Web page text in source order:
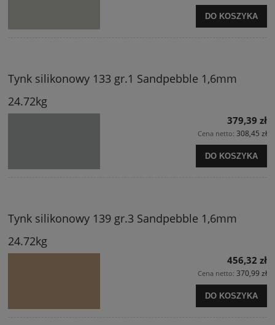
DO KOSZYKA
Tynk silikonowy 133 gr.1 Sandpebble 1,6mm
24.72kg
379,39 zł
Cena netto: 308,45 zł
DO KOSZYKA
Tynk silikonowy 139 gr.3 Sandpebble 1,6mm
24.72kg
456,32 zł
Cena netto: 370,99 zł
DO KOSZYKA